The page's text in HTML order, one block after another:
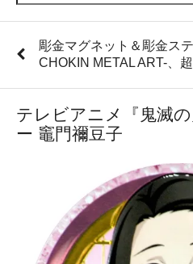
彫金マグネット＆彫金ス
CHOKIN METAL ART-、
テレビアニメ『鬼滅
ー 竈門禰󠄀豆子